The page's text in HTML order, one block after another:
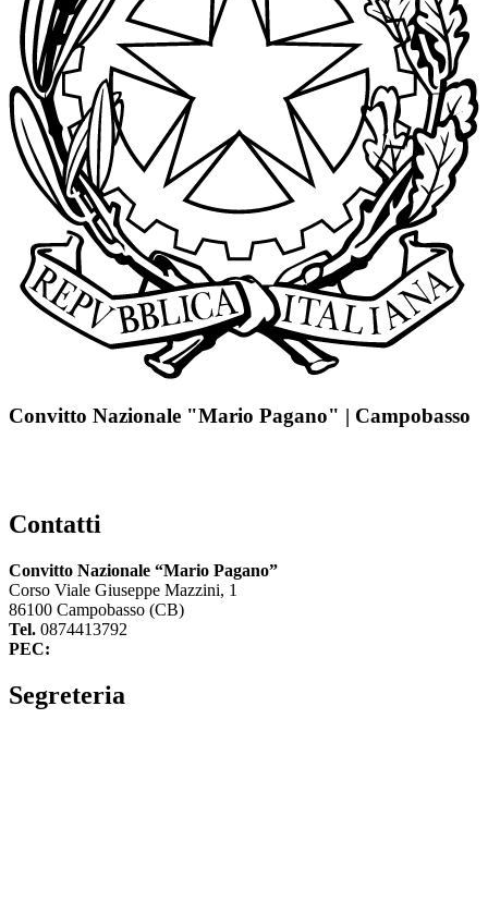
Convitto Nazionale "Mario Pagano" | Campobasso
Contatti
Convitto Nazionale “Mario Pagano”
Corso Viale Giuseppe Mazzini, 1
86100 Campobasso (CB)
Tel. 0874413792
PEC:
Segreteria